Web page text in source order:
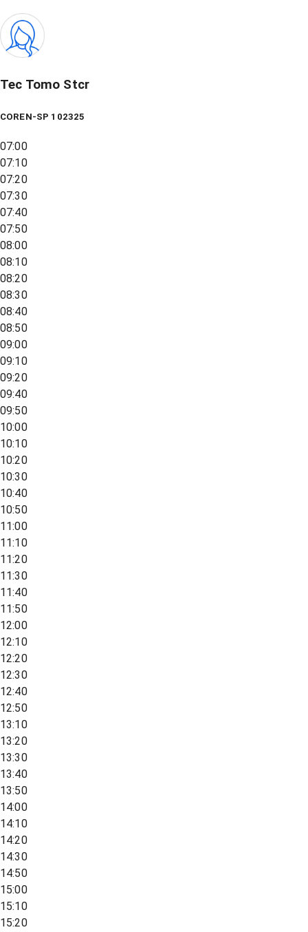
Tec Tomo Stcr
COREN-SP 102325
07:00
07:10
07:20
07:30
07:40
07:50
08:00
08:10
08:20
08:30
08:40
08:50
09:00
09:10
09:20
09:40
09:50
10:00
10:10
10:20
10:30
10:40
10:50
11:00
11:10
11:20
11:30
11:40
11:50
12:00
12:10
12:20
12:30
12:40
12:50
13:10
13:20
13:30
13:40
13:50
14:00
14:10
14:20
14:30
14:50
15:00
15:10
15:20